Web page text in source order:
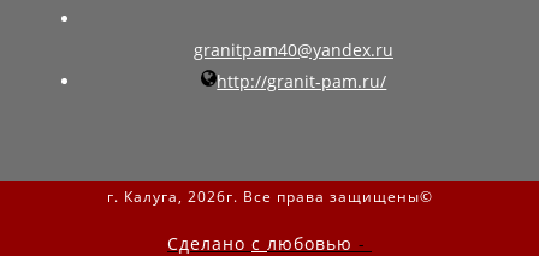
granitpam40@yandex.ru
http://granit-pam.ru/
г. Калуга, 2026г. Все права защищены©
Сделано с любовью -